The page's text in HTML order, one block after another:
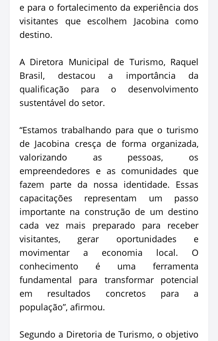
e para o fortalecimento da experiência dos
visitantes que escolhem Jacobina como
destino.
A Diretora Municipal de Turismo, Raquel
Brasil, destacou a importância da
qualificação para o desenvolvimento
sustentável do setor.
“Estamos trabalhando para que o turismo
de Jacobina cresça de forma organizada,
valorizando as pessoas, os
empreendedores e as comunidades que
fazem parte da nossa identidade. Essas
capacitações representam um passo
importante na construção de um destino
cada vez mais preparado para receber
visitantes, gerar oportunidades e
movimentar a economia local. O
conhecimento é uma ferramenta
fundamental para transformar potencial
em resultados concretos para a
população”, afirmou.
Segundo a Diretoria de Turismo, o objetivo